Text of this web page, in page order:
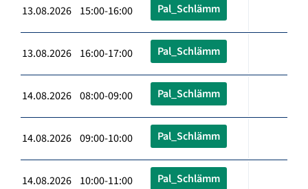
13.08.2026 15:00-16:00 Pal_Schlämm
13.08.2026 16:00-17:00 Pal_Schlämm
14.08.2026 08:00-09:00 Pal_Schlämm
14.08.2026 09:00-10:00 Pal_Schlämm
14.08.2026 10:00-11:00 Pal_Schlämm